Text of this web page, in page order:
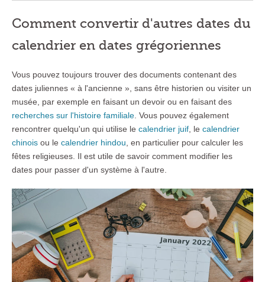
Comment convertir d'autres dates du
calendrier en dates grégoriennes
Vous pouvez toujours trouver des documents contenant des
dates juliennes « à l'ancienne », sans être historien ou visiter un
musée, par exemple en faisant un devoir ou en faisant des
recherches sur l'histoire familiale. Vous pouvez également
rencontrer quelqu'un qui utilise le calendrier juif, le calendrier
chinois ou le calendrier hindou, en particulier pour calculer les
fêtes religieuses. Il est utile de savoir comment modifier les
dates pour passer d'un système à l'autre.